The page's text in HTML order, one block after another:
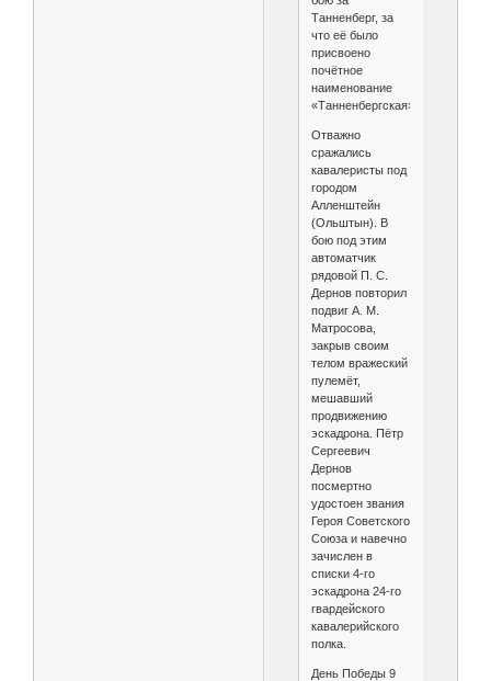
Танненберг, за
что её было
присвоено
почётное
наименование
«Танненбергская».
Отважно
сражались
кавалеристы под
городом
Алленштейн
(Ольштын). В
бою под этим
автоматчик
рядовой П. С.
Дернов повторил
подвиг А. М.
Матросова,
закрыв своим
телом вражеский
пулемёт,
мешавший
продвижению
эскадрона. Пётр
Сергеевич
Дернов
посмертно
удостоен звания
Героя Советского
Союза и навечно
зачислен в
списки 4-го
эскадрона 24-го
гвардейского
кавалерийского
полка.
День Победы 9